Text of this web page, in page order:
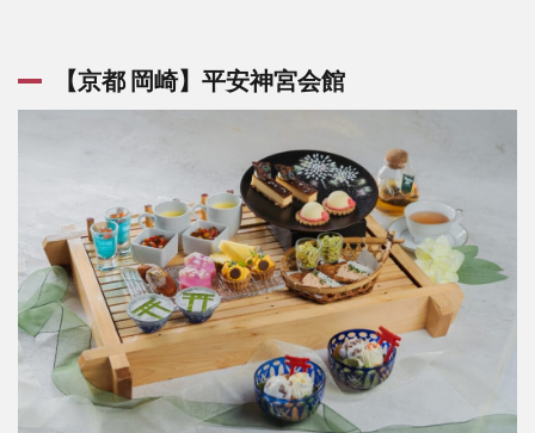
【京都 岡崎】平安神宮会館